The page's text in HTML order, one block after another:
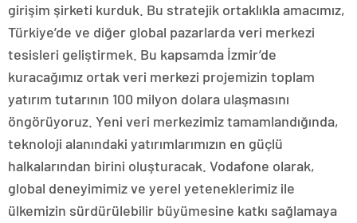
girişim şirketi kurduk. Bu stratejik ortaklıkla amacımız,
Türkiye’de ve diğer global pazarlarda veri merkezi
tesisleri geliştirmek. Bu kapsamda İzmir’de
kuracağımız ortak veri merkezi projemizin toplam
yatırım tutarının 100 milyon dolara ulaşmasını
öngörüyoruz. Yeni veri merkezimiz tamamlandığında,
teknoloji alanındaki yatırımlarımızın en güçlü
halkalarından birini oluşturacak. Vodafone olarak,
global deneyimimiz ve yerel yeteneklerimiz ile
ülkemizin sürdürülebilir büyümesine katkı sağlamaya